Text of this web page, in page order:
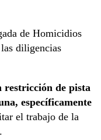
de Homicidios
diligencias
restricción de pista
específicamente
el trabajo de la